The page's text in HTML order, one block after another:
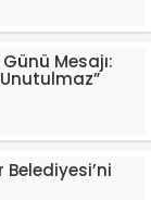
Mesajı:
Belediyesi’ni